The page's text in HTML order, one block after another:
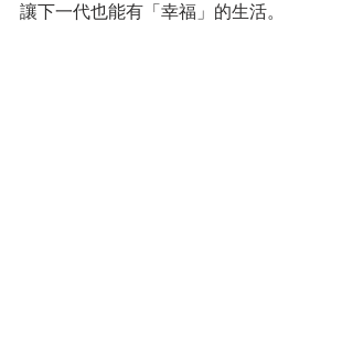
讓下一代也能有「幸福」的生活。